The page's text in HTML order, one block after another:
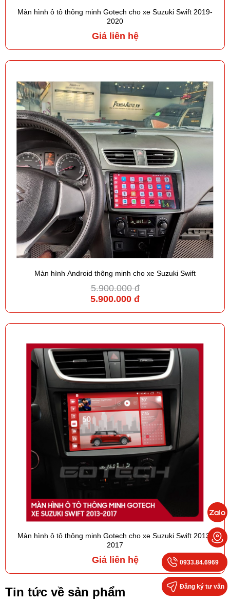
Màn hình ô tô thông minh Gotech cho xe Suzuki Swift 2019-
2020
Giá liên hệ
Màn hình Android thông minh cho xe Suzuki Swift
5.900.000 đ
5.900.000 đ
Màn hình ô tô thông minh Gotech cho xe Suzuki Swift 2013-
2017
Giá liên hệ
Tin tức về sản phẩm
0933.84.6969
Đăng ký tư vấn